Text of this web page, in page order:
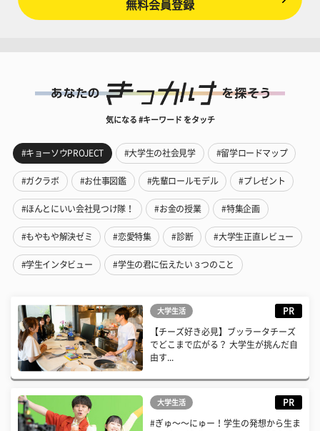
無料会員登録
気になる #キーワード をタッチ
#キョーソウPROJECT #大学生の社会見学 #留学ロードマップ
#ガクラボ #お仕事図鑑 #先輩ロールモデル #プレゼント
#ほんとにいい会社見つけ隊！ #お金の授業 #特集企画
#もやもや解決ゼミ #恋愛特集 #診断 #大学生正直レビュー
#学生インタビュー #学生の君に伝えたい３つのこと
大学生活 PR
【チーズ好き必見】ブッラータチーズ
でどこまで広がる？ 大学生が挑んだ自
由す...
大学生活 PR
#ぎゅ〜〜にゅー！学生の発想から生ま